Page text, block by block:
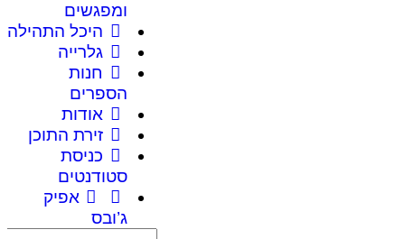
ומפגשים
היכל התהילה
גלרייה
חנות
הספרים
אודות
זירת התוכן
כניסת
סטודנטים
אפיק
ג’ובס